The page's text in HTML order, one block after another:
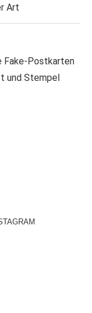
Art
Fake-Postkarten
und Stempel